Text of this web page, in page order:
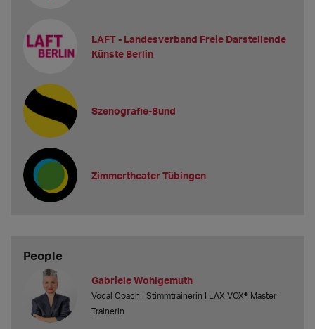
LAFT - Landesverband Freie Darstellende
Künste Berlin
Szenografie-Bund
Zimmertheater Tübingen
People
Gabriele Wohlgemuth
Vocal Coach I Stimmtrainerin I LAX VOX® Master
Trainerin